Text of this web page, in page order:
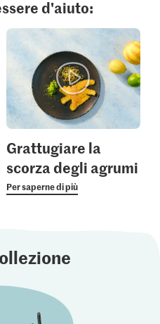
d'aiuto:
Grattugiare la
scorza degli agrumi
Per saperne di più